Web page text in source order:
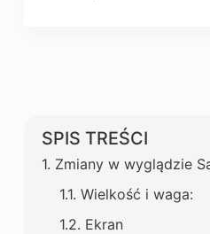
SPIS TREŚCI
Zmiany w wyglądzie
Wielkość i waga:
Ekran